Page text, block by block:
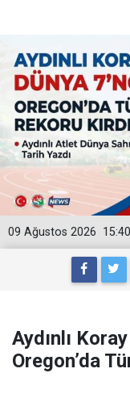
15:40
09 Ağustos 2026
Aydınlı
Oregon’da